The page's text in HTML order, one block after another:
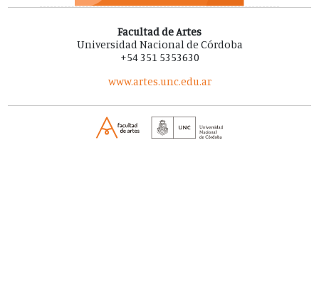
Facultad de Artes
Universidad Nacional de Córdoba
+54 351 5353630
www.artes.unc.edu.ar